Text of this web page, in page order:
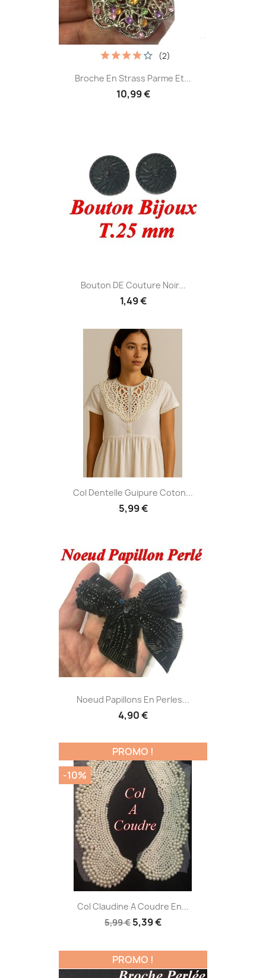
Broche En Strass Parme Et...
10,99 €
(2)
Bouton DE Couture Noir...
1,49 €
Col Dentelle Guipure Coton...
5,99 €
Noeud Papillons En Perles...
4,90 €
Col Claudine A Coudre En...
5,99 € 5,39 €
PROMO !
-10%
PROMO !